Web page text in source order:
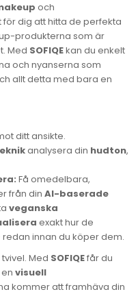
och
dig att hitta de perfekta
produkterna som är
Med SOFIQEkan du enkelt
och nyanserna som
allt detta med bara en
ditt ansikte.
analysera din hudton,
Få omedelbara,
från dinAI-baserade
veganska
exakt hur de
innan du köper dem.
Med SOFIQEfår du
envisuell
kommer att framhäva din